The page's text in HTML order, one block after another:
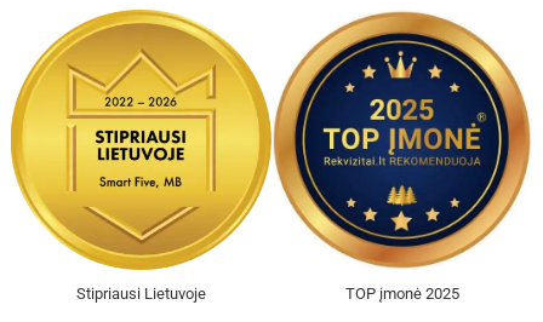
Stipriausi Lietuvoje TOP įmonė 2025